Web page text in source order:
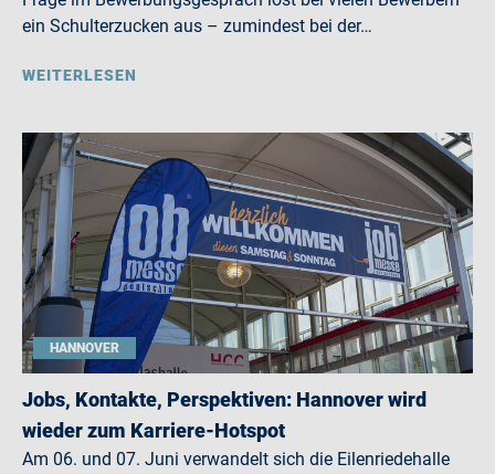
ein Schulterzucken aus – zumindest bei der…
WEITERLESEN
HANNOVER
Jobs, Kontakte, Perspektiven: Hannover wird
wieder zum Karriere-Hotspot
Am 06. und 07. Juni verwandelt sich die Eilenriedehalle